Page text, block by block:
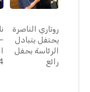
روتاري الناصرة
يحتفل بتبادل
الرئاسة بحفل
رائع